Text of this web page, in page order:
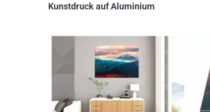
Kunstdruck auf Aluminium